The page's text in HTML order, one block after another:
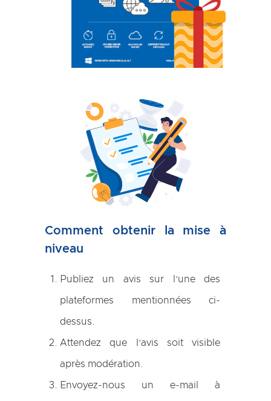
Comment obtenir la mise à
niveau
Publiez un avis sur l’une des
plateformes mentionnées ci-
dessus.
Attendez que l’avis soit visible
après modération.
Envoyez-nous un e-mail à